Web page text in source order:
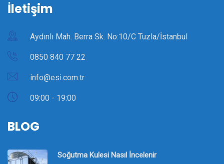
İletişim
Aydınlı Mah. Berra Sk. No:10/C Tuzla/İstanbul
0850 840 77 22
info@esi.com.tr
09:00 - 19:00
BLOG
Soğutma Kulesi Nasıl İncelenir